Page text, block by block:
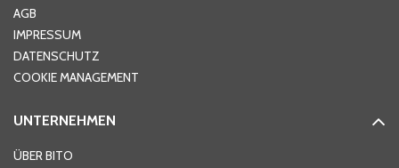
Telefon
AGB
IMPRESSUM
DATENSCHUTZ
COOKIE MANAGEMENT
UNTERNEHMEN
ÜBER BITO